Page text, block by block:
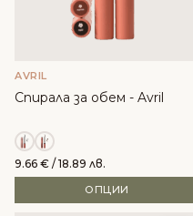
AVRIL
Спирала за обем - Avril
9.66 € / 18.89 лв.
ОПЦИИ